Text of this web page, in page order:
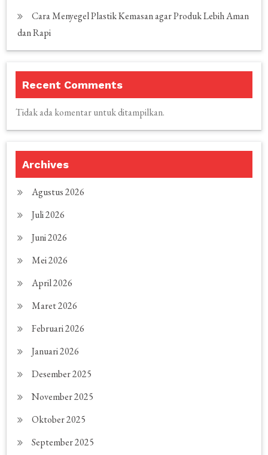
Cara Menyegel Plastik Kemasan agar Produk Lebih Aman
dan Rapi
Recent Comments
Tidak ada komentar untuk ditampilkan.
Archives
Agustus 2026
Juli 2026
Juni 2026
Mei 2026
April 2026
Maret 2026
Februari 2026
Januari 2026
Desember 2025
November 2025
Oktober 2025
September 2025